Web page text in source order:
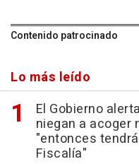
Contenido patrocinado
Lo más leído
El Gobierno
niegan a acoger
"entonces
Fiscalía"